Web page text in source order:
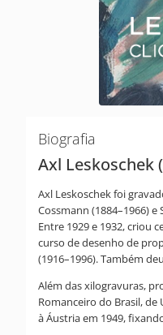
Biografia
Axl Leskoschek
Axl Leskoschek foi
Cossmann (1884–1966)
Entre 1929 e 1932, criou
curso de desenho de
(1916–1996). Também
Além das xilogravuras,
Romanceiro do Brasil, de
à Áustria em 1949,